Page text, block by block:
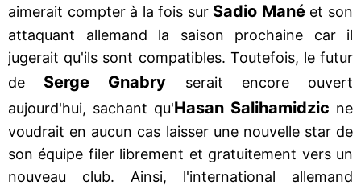
aimerait compter à la fois sur Sadio Manéet son
attaquant allemand la saison prochaine car il
jugerait qu'ils sont compatibles. Toutefois, le futur
de Serge Gnabry serait encore ouvert
aujourd'hui, sachant qu'Hasan Salihamidzic ne
voudrait en aucun cas laisser une nouvelle star de
son équipe filer librement et gratuitement vers un
nouveau club. Ainsi, l'international allemand